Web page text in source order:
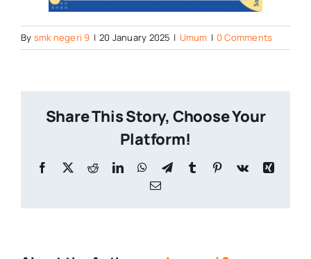
By smk negeri 9 | 20 January 2025 | Umum | 0 Comments
Share This Story, Choose Your
Platform!
Facebook
X RedditLinkedInWhatsApp
TelegramTumblr Pinterest
Vk
Xing
Email